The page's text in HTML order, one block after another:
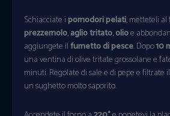
Schiacciate ipomodori pelati, metteteli al
prezzemolo,aglio tritato,olioe
aggiungete ilfumetto di pesce. Dopo10
una ventina di olive tritate grossolane e
minuti. Regolate di sale e di pepe e filtrate
un sughetto molto saporito.